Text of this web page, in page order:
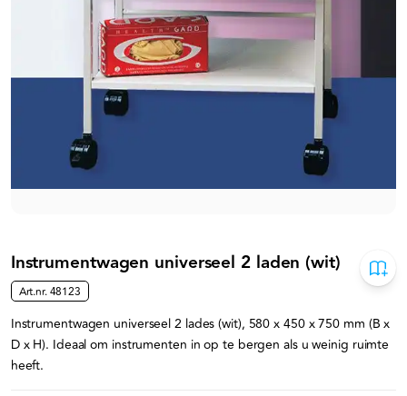
Instrumentwagen universeel 2 laden (wit)
Art.nr.48123
Instrumentwagen universeel 2 lades (wit), 580 x 450 x 750 mm (B x
D x H). Ideaal om instrumenten in op te bergen als u weinig ruimte
heeft.